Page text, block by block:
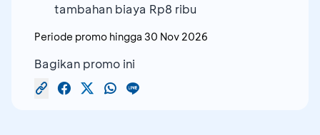
tambahan biaya Rp8 ribu
Periode promo hingga 30 Nov 2026
Bagikan promo ini